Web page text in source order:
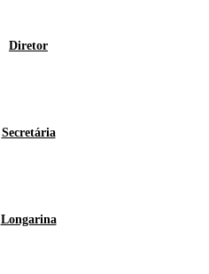
Diretor
Secretária
Longarina